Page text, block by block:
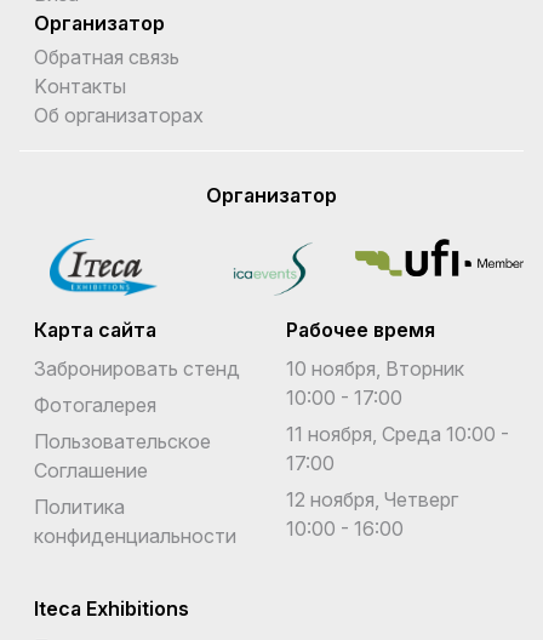
Организатор
Обратная связь
Kонтакты
Об организаторах
Организатор
Карта сайта
Забронировать стенд
Фотогалерея
Пользовательское
Соглашение
Политика
конфиденциальности
Рабочее время
10 ноября, Вторник
10:00 - 17:00
11 ноября, Среда 10:00 -
17:00
12 ноября, Четверг
10:00 - 16:00
Iteca Exhibitions